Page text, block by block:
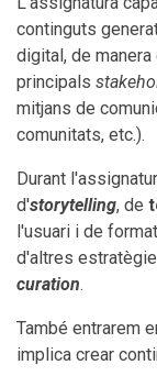
continguts
digital, de
principals
mitjans de
comunitats, etc.).
Durant
d'storytelling, de
l'usuari i de
d'altres
curation.
També entrarem
implica crear